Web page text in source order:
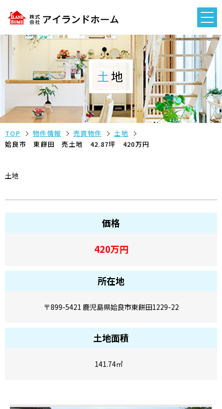
土地
TOP 物件情報 売買物件
土地
姶良市 東餅田 売土地 42.87坪 420万円
土地
価格
420万円
所在地
〒899-5421 鹿児島県姶良市東餅田1229-22
土地面積
141.74㎡